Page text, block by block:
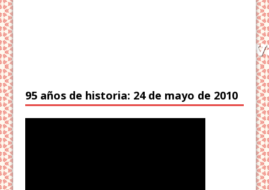
95 años de historia: 24 de mayo de 2010